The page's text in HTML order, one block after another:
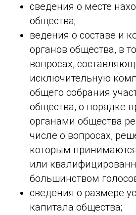
сведения о месте
общества;
ведения о составе и
органов общества, в
вопросах,
исключительную
общего собрания
общества, о порядке
органами общества
числе о вопросах,
которым
или
большинством
сведения о размере
капитала общества;